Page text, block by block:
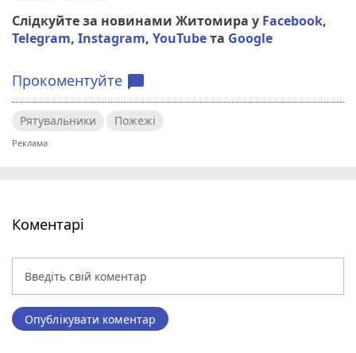
Слідкуйте за новинами Житомира у Facebook,
Telegram, Instagram, YouTubeта Google
Прокоментуйте chat_bubble
Рятувальники Пожежі
Коментарі
Опублікувати коментар